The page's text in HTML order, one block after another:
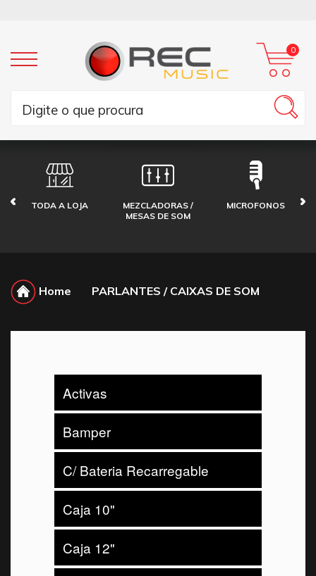
0
TODA A LOJA
MEZCLADORAS /
MESAS DE SOM
MICROFONOS
Home PARLANTES / CAIXAS DE SOM
Activas
Bamper
C/ Bateria Recarregable
Caja 10"
Caja 12"